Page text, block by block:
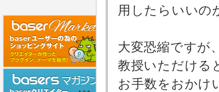
用したらいいの
大変恐縮ですが
教授いただける
お手数をおかけ